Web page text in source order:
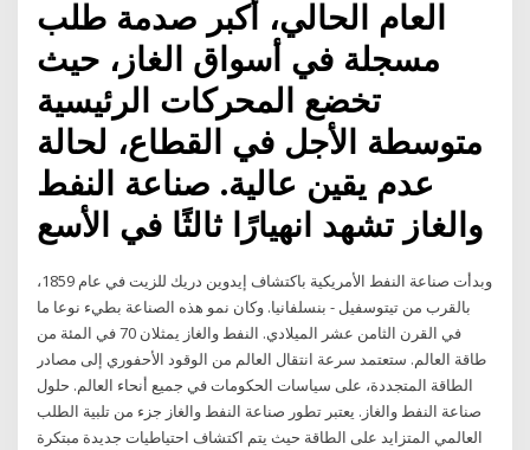
العام الحالي، أكبر صدمة طلب
مسجلة في أسواق الغاز، حيث
تخضع المحركات الرئيسية
متوسطة الأجل في القطاع، لحالة
عدم يقين عالية. صناعة النفط
والغاز تشهد انهيارًا ثالثًا في الأسع
وبدأت صناعة النفط الأمريكية باكتشاف إيدوين دريك للزيت في عام 1859،
بالقرب من تيتوسفيل - بنسلفانيا. وكان نمو هذه الصناعة بطيء نوعا ما
في القرن الثامن عشر الميلادي. النفط والغاز يمثلان 70 في المئة من
طاقة العالم. ستعتمد سرعة انتقال العالم من الوقود الأحفوري إلى مصادر
الطاقة المتجددة، على سياسات الحكومات في جميع أنحاء العالم. حلول
صناعة النفط والغاز. يعتبر تطور صناعة النفط والغاز جزء من تلبية الطلب
العالمي المتزايد على الطاقة حيث يتم اكتشاف احتياطيات جديدة مبتكرة